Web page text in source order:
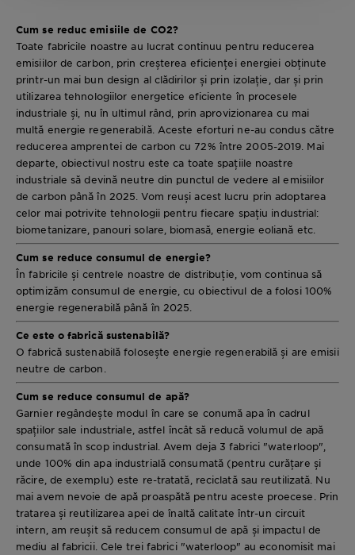
Cum se reduc emisiile de CO2?
Toate fabricile noastre au lucrat continuu pentru reducerea
emisiilor de carbon, prin creșterea eficienței energiei obținute
printr-un mai bun design al clădirilor și prin izolație, dar și prin
utilizarea tehnologiilor energetice eficiente în procesele
industriale și, nu în ultimul rând, prin aprovizionarea cu mai
multă energie regenerabilă. Aceste eforturi ne-au condus către
reducerea amprentei de carbon cu 72% între 2005-2019. Mai
departe, obiectivul nostru este ca toate spațiile noastre
industriale să devină neutre din punctul de vedere al emisiilor
de carbon până în 2025. Vom reuși acest lucru prin adoptarea
celor mai potrivite tehnologii pentru fiecare spațiu industrial:
biometanizare, panouri solare, biomasă, energie eoliană etc.
Cum se reduce consumul de energie?
În fabricile și centrele noastre de distribuție, vom continua să
optimizăm consumul de energie, cu obiectivul de a folosi 100%
energie regenerabilă până în 2025.
Ce este o fabrică sustenabilă?
O fabrică sustenabilă folosește energie regenerabilă și are emisii
neutre de carbon.
Cum se reduce consumul de apă?
Garnier regândește modul în care se conumă apa în cadrul
spațiilor sale industriale, astfel încât să reducă volumul de apă
consumată în scop industrial. Avem deja 3 fabrici "waterloop",
unde 100% din apa industrială consumată (pentru curățare și
răcire, de exemplu) este re-tratată, reciclată sau reutilizată. Nu
mai avem nevoie de apă proaspătă pentru aceste proecese. Prin
tratarea și reutilizarea apei de înaltă calitate într-un circuit
intern, am reușit să reducem consumul de apă și impactul de
mediu al fabricii. Cele trei fabrici "waterloop" au economisit mai